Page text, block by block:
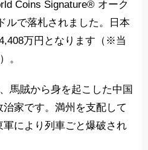
Coins Signature® オーク
ルで落札されました。日本
万円となります（※当
。
馬賊から身を起こした中国
家です。満州を支配して
により列車ごと爆破され